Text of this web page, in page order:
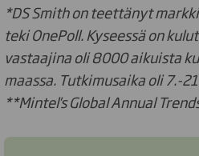
*DS Smith on teettänyt
teki OnePoll. Kyseessä on
vastaajina oli 8000 aikuista
maassa. Tutkimusaika oli 7.-
**Mintel's Global Annual